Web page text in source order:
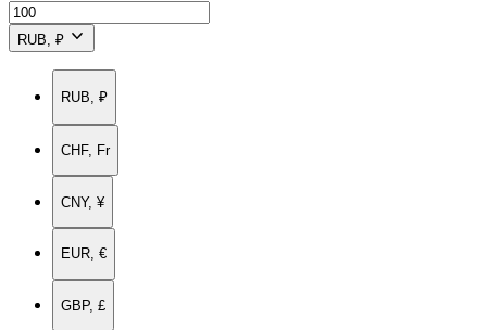
RUB, ₽
RUB, ₽
CHF, Fr
CNY, ¥
EUR, €
GBP, £